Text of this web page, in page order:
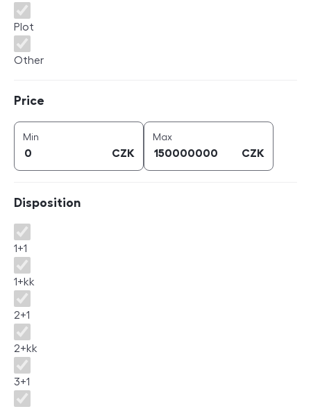
Plot
Other
Price
Min
CZK
Maxprice (
CZK
Disposition
Disposition
1+1
1+kk
2+1
2+kk
3+1